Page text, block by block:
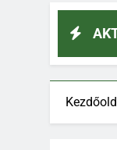
1536-1/2026.